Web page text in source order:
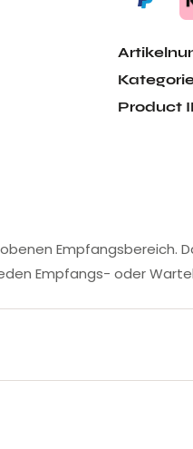
Product
Empfangsbereich.
Empfangs- oder